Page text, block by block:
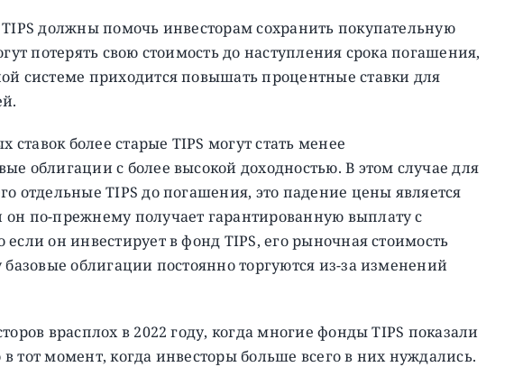
должны помочь инвесторам сохранить покупательную
потерять свою стоимость до наступления срока погашения,
системе приходится повышать процентные ставки для
более старые TIPS могут стать менее
облигации с более высокой доходностью. В этом случае для
отдельные TIPS до погашения, это падение цены является
по-прежнему получает гарантированную выплату с
он инвестирует в фонд TIPS, его рыночная стоимость
облигации постоянно торгуются из-за изменений
врасплох в 2022 году, когда многие фонды TIPS показали
тот момент, когда инвесторы больше всего в них нуждались.